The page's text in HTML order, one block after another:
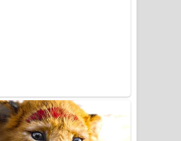
ගීතයේ පද පෙළ
Katakara Song Lyrics - කටකාර ගීතයේ